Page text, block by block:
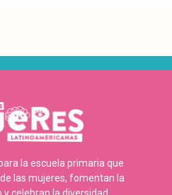
la escuela primaria que
las mujeres, fomentan la
celebran la diversidad.